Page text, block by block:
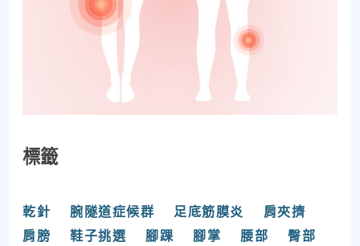
標籤
乾針 腕隧道症候群 足底筋膜炎
肩夾擠
肩膀
鞋子挑選 腳踝 腳掌 腰部
臀部